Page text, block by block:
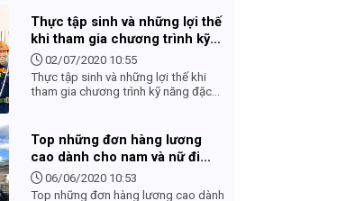
Thực tập sinh và những lợi thế
khi tham gia chương trình kỹ
năng đặc định
02/07/2020 10:55
Thực tập sinh và những lợi thế khi
tham gia chương trình kỹ năng đặc
Top những đơn hàng lương
cao dành cho nam và nữ đi
xuất khẩu lao động Nhật Bản
diện visa đặc định
06/06/2020 10:53
Top những đơn hàng lương cao dành